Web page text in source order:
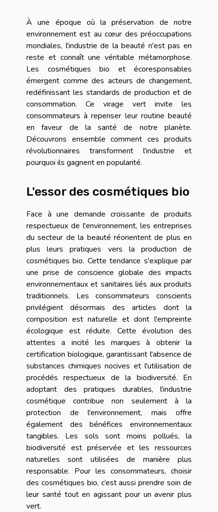
À une époque où la préservation de notre
environnement est au cœur des préoccupations
mondiales, l'industrie de la beauté n'est pas en
reste et connaît une véritable métamorphose.
Les cosmétiques bio et écoresponsables
émergent comme des acteurs de changement,
redéfinissant les standards de production et de
consommation. Ce virage vert invite les
consommateurs à repenser leur routine beauté
en faveur de la santé de notre planète.
Découvrons ensemble comment ces produits
révolutionnaires transforment l'industrie et
pourquoi ils gagnent en popularité.
L'essor des cosmétiques bio
Face à une demande croissante de produits
respectueux de l'environnement, les entreprises
du secteur de la beauté réorientent de plus en
plus leurs pratiques vers la production de
cosmétiques bio. Cette tendance s'explique par
une prise de conscience globale des impacts
environnementaux et sanitaires liés aux produits
traditionnels. Les consommateurs conscients
privilégient désormais des articles dont la
composition est naturelle et dont l'empreinte
écologique est réduite. Cette évolution des
attentes a incité les marques à obtenir la
certification biologique, garantissant l'absence de
substances chimiques nocives et l'utilisation de
procédés respectueux de la biodiversité. En
adoptant des pratiques durables, l'industrie
cosmétique contribue non seulement à la
protection de l'environnement, mais offre
également des bénéfices environnementaux
tangibles. Les sols sont moins pollués, la
biodiversité est préservée et les ressources
naturelles sont utilisées de manière plus
responsable. Pour les consommateurs, choisir
des cosmétiques bio, c’est aussi prendre soin de
leur santé tout en agissant pour un avenir plus
vert.